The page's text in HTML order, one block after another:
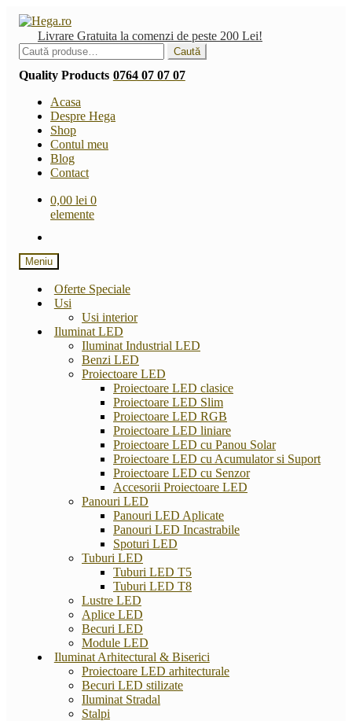
Sari
navigare
Sari
conținut
Livrare Gratuita la comenzi de peste 200 Lei!
Caută
după:
Caută
Quality Products 0764 07 07 07
Acasa
Despre Hega
Shop
Contul meu
Blog
Contact
0,00 lei 0
elemente
Meniu
Oferte Speciale
Usi
Usi interior
Iluminat LED
Iluminat Industrial LED
Benzi LED
Proiectoare LED
Proiectoare LED clasice
Proiectoare LED Slim
Proiectoare LED RGB
Proiectoare LED liniare
Proiectoare LED cu Panou Solar
Proiectoare LED cu Acumulator si Suport
Proiectoare LED cu Senzor
Accesorii Proiectoare LED
Panouri LED
Panouri LED Aplicate
Panouri LED Incastrabile
Spoturi LED
Tuburi LED
Tuburi LED T5
Tuburi LED T8
Lustre LED
Aplice LED
Becuri LED
Module LED
Iluminat Arhitectural & Biserici
Proiectoare LED arhitecturale
Becuri LED stilizate
Iluminat Stradal
Stalpi